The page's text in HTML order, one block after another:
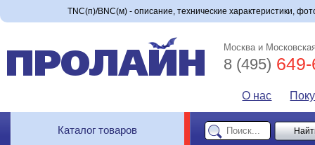
TNC(п)/BNC(м) - описание, технические характеристики,
Москва и
8 (495)
О нас
Каталог товаров